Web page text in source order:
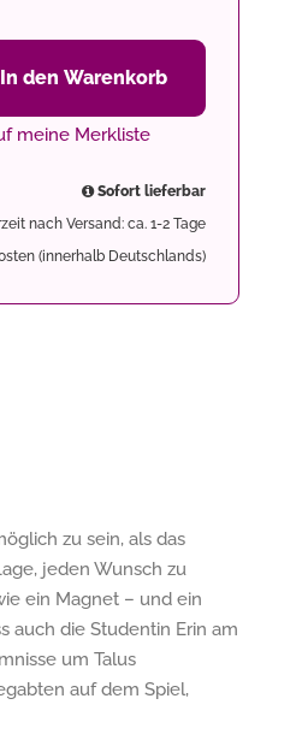
In den Warenkorb
meine Merkliste
Sofort lieferbar
nach Versand: ca. 1-2 Tage
(innerhalb Deutschlands)
zu sein, als das
jeden Wunsch zu
ein Magnet – und ein
auch die Studentin Erin am
um Talus
auf dem Spiel,